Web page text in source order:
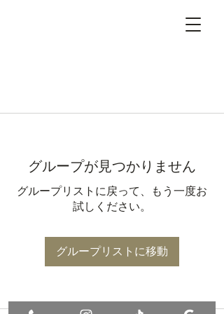
グループが見つかりません
グループリストに戻って、もう一度お
試しください。
グループリストに移動